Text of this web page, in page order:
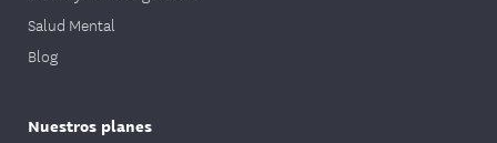
Salud Mental
Blog
Nuestros planes